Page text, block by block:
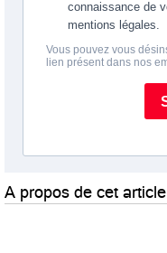
A propos de cet article